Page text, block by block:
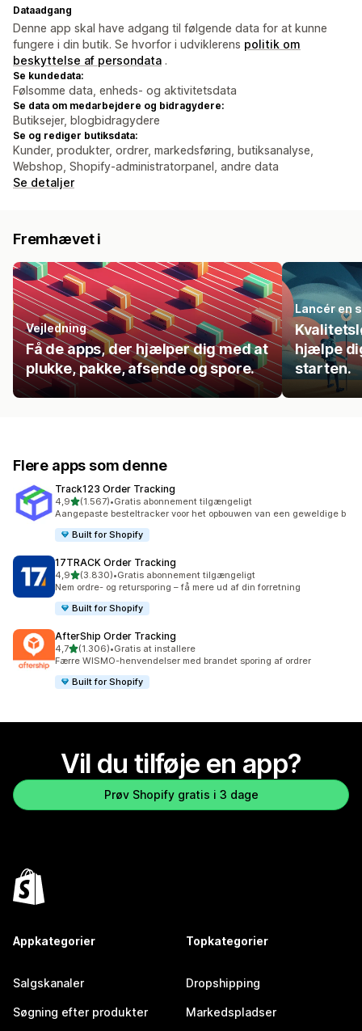
Dataadgang
Denne app skal have adgang til følgende data for at kunne
fungere i din butik. Se hvorfor i udviklerens politik om
beskyttelse af persondata .
Se kundedata:
Følsomme data, enheds- og aktivitetsdata
Se data om medarbejdere og bidragydere:
Butiksejer, blogbidragydere
Se og rediger butiksdata:
Kunder, produkter, ordrer, markedsføring, butiksanalyse,
Webshop, Shopify-administratorpanel, andre data
Se detaljer
Fremhævet i
Vejledning
Få de apps, der hjælper dig med at
plukke, pakke, afsende og spore.
Lancér en
hjælpe
starten.
Flere apps som denne
Track123 Order Tracking
4,9ud af 5 stjerner
(1.567)
1567 anmeldelser i alt
•Gratis abonnement tilgængeligt
Aangepaste besteltracker voor het opbouwen van een geweldige b
Built for Shopify
17TRACK Order Tracking
4,9ud af 5 stjerner
(3.830)
3830 anmeldelser i alt
•Gratis abonnement tilgængeligt
Nem ordre- og retursporing – få mere ud af din forretning
Built for Shopify
AfterShip Order Tracking
4,7ud af 5 stjerner
(1.306)
1306 anmeldelser i alt
•Gratis at installere
Færre WISMO-henvendelser med brandet sporing af ordrer
Built for Shopify
Vil du tilføje en app?
Prøv Shopify gratis i 3 dage
Appkategorier
Salgskanaler
Søgning efter produkter
Topkategorier
Dropshipping
Markedspladser